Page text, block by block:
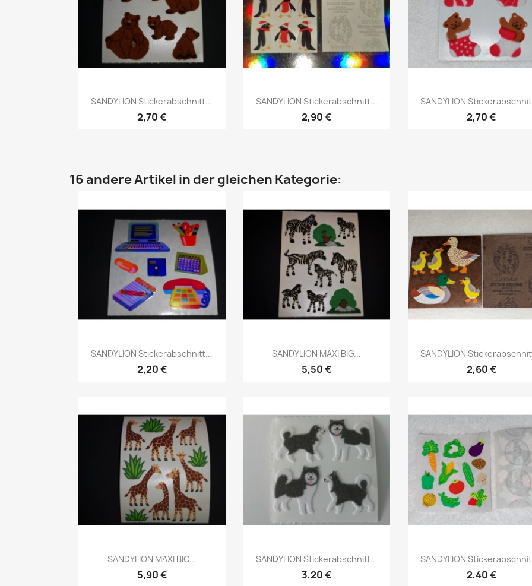
SANDYLION Stickerabschnitt...
2,70 €
SANDYLION Stickerabschnitt...
2,90 €
SANDYLION
2,70 €
16 andere Artikel in der gleichen Kategorie:
SANDYLION Stickerabschnitt...
2,20 €
SANDYLION MAXI BIG...
5,50 €
SANDYLION
2,60 €
SANDYLION MAXI BIG...
5,90 €
SANDYLION Stickerabschnitt...
3,20 €
SANDYLION
2,40 €